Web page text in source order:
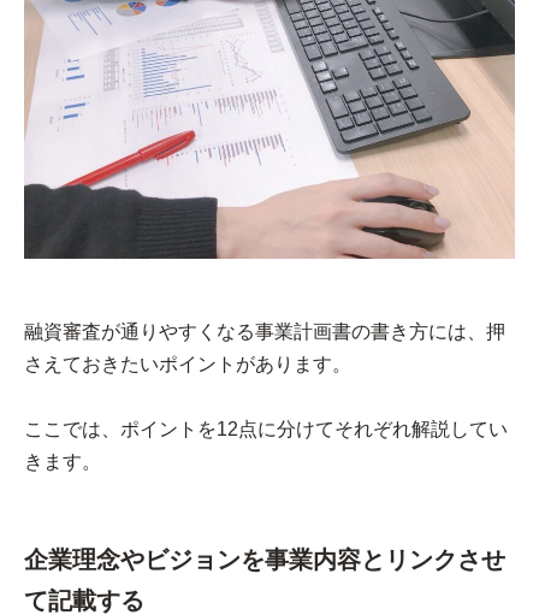
融資審査が通りやすくなる事業計画書の書き方には、押
さえておきたいポイントがあります。
ここでは、ポイントを12点に分けてそれぞれ解説してい
きます。
企業理念やビジョンを事業内容とリンクさせ
て記載する